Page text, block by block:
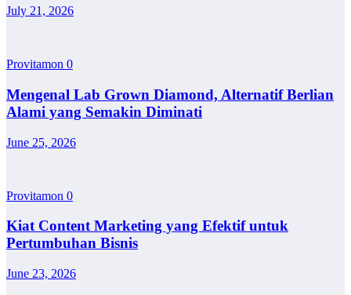
July 21, 2026
Provitamon 0
Mengenal Lab Grown Diamond, Alternatif Berlian
Alami yang Semakin Diminati
June 25, 2026
Provitamon 0
Kiat Content Marketing yang Efektif untuk
Pertumbuhan Bisnis
June 23, 2026